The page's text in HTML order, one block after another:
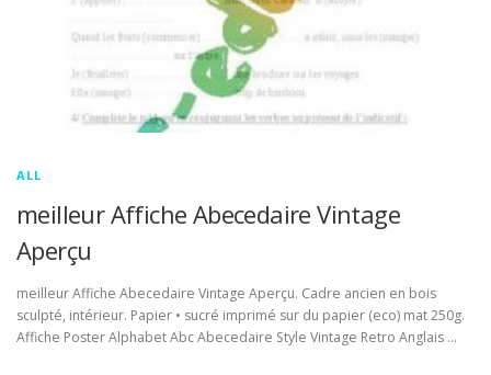
ALL
meilleur Affiche Abecedaire Vintage
Aperçu
meilleur Affiche Abecedaire Vintage Aperçu. Cadre ancien en bois
sculpté, intérieur. Papier • sucré imprimé sur du papier (eco) mat 250g.
Affiche Poster Alphabet Abc Abecedaire Style Vintage Retro Anglais …